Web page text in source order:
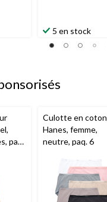
5 en stock
paq.
Culotte en coton
Hanes, femme,
neutre, paq. 6